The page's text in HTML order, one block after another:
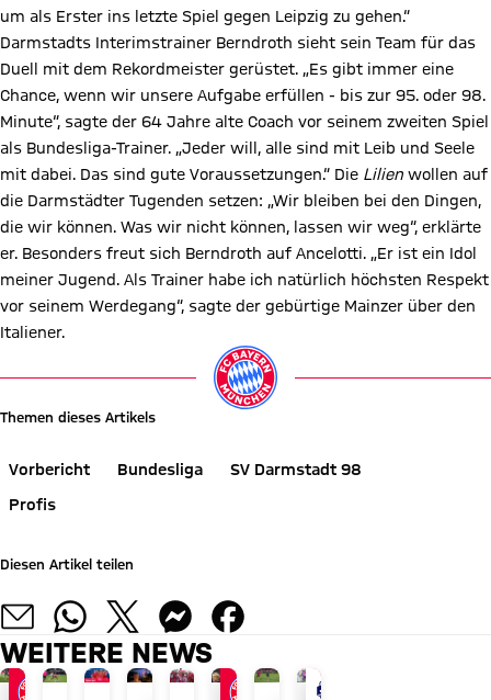
um als Erster ins letzte Spiel gegen Leipzig zu gehen.“
Darmstadts Interimstrainer Berndroth sieht sein Team für das
Duell mit dem Rekordmeister gerüstet. „Es gibt immer eine
Chance, wenn wir unsere Aufgabe erfüllen - bis zur 95. oder 98.
Minute“, sagte der 64 Jahre alte Coach vor seinem zweiten Spiel
als Bundesliga-Trainer. „Jeder will, alle sind mit Leib und Seele
mit dabei. Das sind gute Voraussetzungen.“ Die Lilien wollen auf
die Darmstädter Tugenden setzen: „Wir bleiben bei den Dingen,
die wir können. Was wir nicht können, lassen wir weg“, erklärte
er. Besonders freut sich Berndroth auf Ancelotti. „Er ist ein Idol
meiner Jugend. Als Trainer habe ich natürlich höchsten Respekt
vor seinem Werdegang“, sagte der gebürtige Mainzer über den
Italiener.
Themen dieses Artikels
Vorbericht Bundesliga
SV Darmstadt 98
Profis
Diesen Artikel teilen
WEITERE NEWS